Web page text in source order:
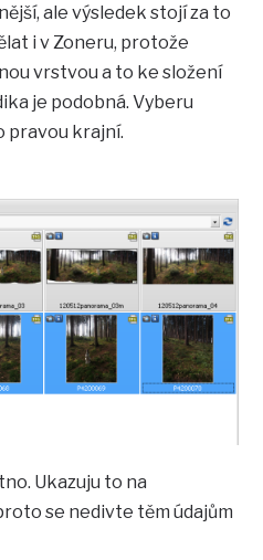
ale výsledek stojí za to
i v Zoneru, protože
vrstvou a to ke složení
je podobná. Vyberu
pravou krajní.
Ukazuju to na
se nedivte těm údajům